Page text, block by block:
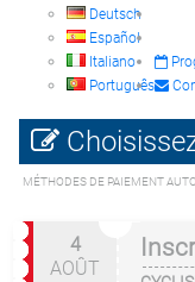
Deutsch
Español
Italiano
Português
MÉTHODES DE PAIEMENT
4
AOÛT